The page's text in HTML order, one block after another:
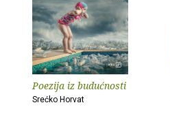
Poezija iz budućnosti
Srećko Horvat